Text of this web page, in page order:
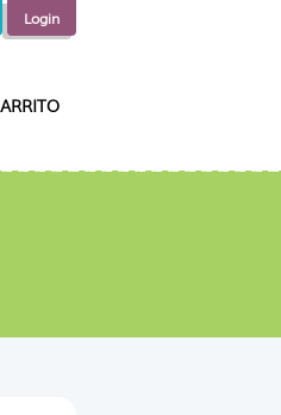
Login